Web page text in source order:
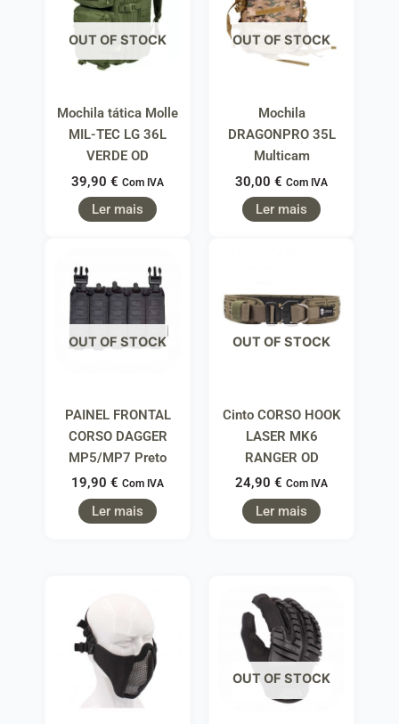
OUT OF STOCK
Mochila tática Molle
MIL-TEC LG 36L
VERDE OD
39,90 € Com IVA
Ler mais
OUT OF STOCK
Mochila
DRAGONPRO 35L
Multicam
30,00 € Com IVA
Ler mais
OUT OF STOCK
PAINEL FRONTAL
CORSO DAGGER
MP5/MP7 Preto
19,90 € Com IVA
Ler mais
OUT OF STOCK
Cinto CORSO HOOK
LASER MK6
RANGER OD
24,90 € Com IVA
Ler mais
OUT OF STOCK